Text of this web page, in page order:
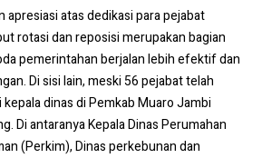
apresiasi atas dedikasi para pejabat
rotasi dan reposisi merupakan bagian
pemerintahan berjalan lebih efektif dan
Di sisi lain, meski 56 pejabat telah
dinas di Pemkab Muaro Jambi
Di antaranya Kepala Dinas Perumahan
(Perkim), Dinas perkebunan dan